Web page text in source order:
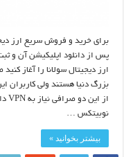
برای خرید و فروش سریع ارز
پس از دانلود اپلیکیشن آن و
ارز دیجیتال سولانا را آغاز
بزرگ دنیا هستند ولی کاربران
نوبیتکس …
بیشتر بخوانید »